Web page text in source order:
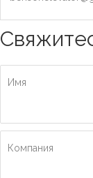
Лифт для кровати, ориентированный на человека
Имя
Компания